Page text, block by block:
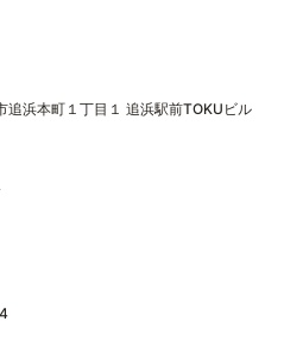
追浜本町１丁目１ 追浜駅前TOKUビル